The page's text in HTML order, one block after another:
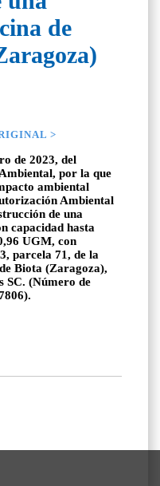
de
>
de 2023, del
por la que
ambiental
Ambiental
de una
capacidad hasta
UGM, con
parcela 71, de la
Biota (Zaragoza),
SC. (Número de